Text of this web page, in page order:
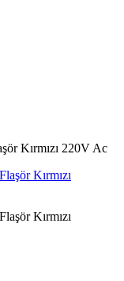
Kırmızı 220V Ac